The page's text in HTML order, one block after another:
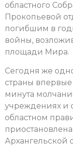
областного
Прокопьевой
погибшим в
войны,
площади Мира.
Сегодня же
страны впервые
минута
учреждениях и
областном
Архангельской